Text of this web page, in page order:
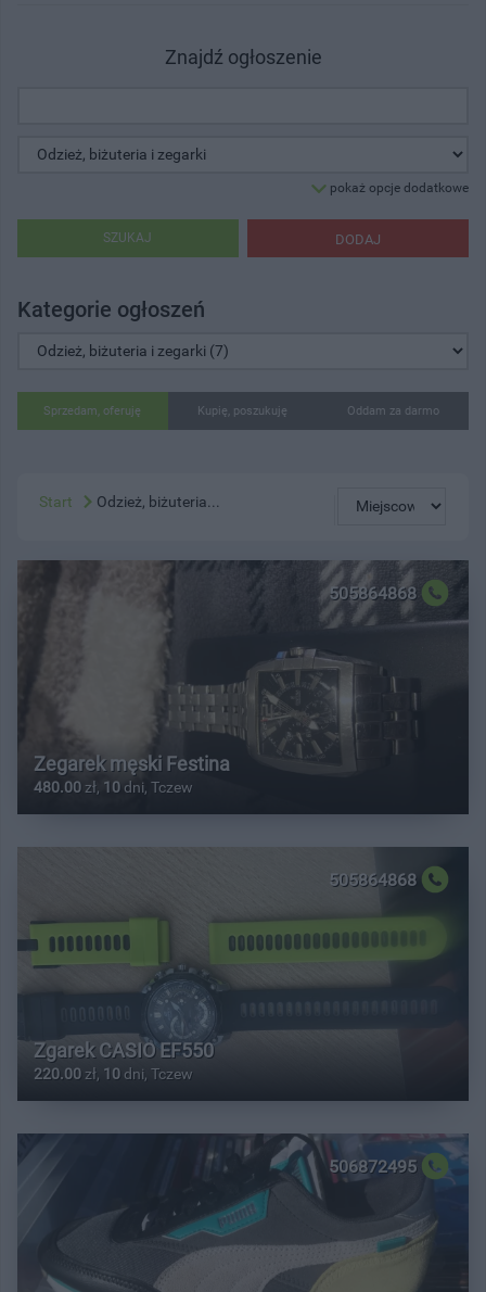
Znajdź ogłoszenie
pokaż opcje dodatkowe
DODAJ
SZUKAJ
Kategorie ogłoszeń
Sprzedam, oferuję Kupię, poszukuję Oddam za darmo
Start Odzież, biżuteria...
505864868
Zegarek męski Festina
480.00 zł, 10 dni, Tczew
505864868
Zgarek CASIO EF550
220.00 zł, 10 dni, Tczew
506872495